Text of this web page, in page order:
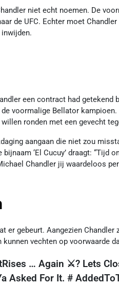
niet echt noemen. De
de UFC. Echter moet
een contract had getekend
voormalige Bellator
ronden met een gevecht
aangaan die niet zou
‘El Cucuy’ draagt: “Tijd
Chandler jij waardeloos
er gebeurt. Aangezien Chandler
vechten op voorwaarde
… Again ⚔️? Lets
Asked For It. #